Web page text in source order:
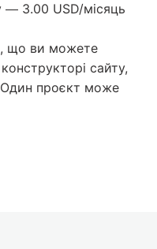
— 3.00 USD/місяць
що ви можете
сайту,
Один проєкт може